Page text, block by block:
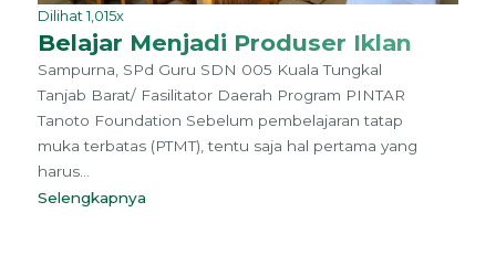
Dilihat 1,015x
Belajar Menjadi Produser Iklan
Sampurna, SPd Guru SDN 005 Kuala Tungkal
Tanjab Barat/ Fasilitator Daerah Program PINTAR
Tanoto Foundation Sebelum pembelajaran tatap
muka terbatas (PTMT), tentu saja hal pertama yang
harus...
Selengkapnya